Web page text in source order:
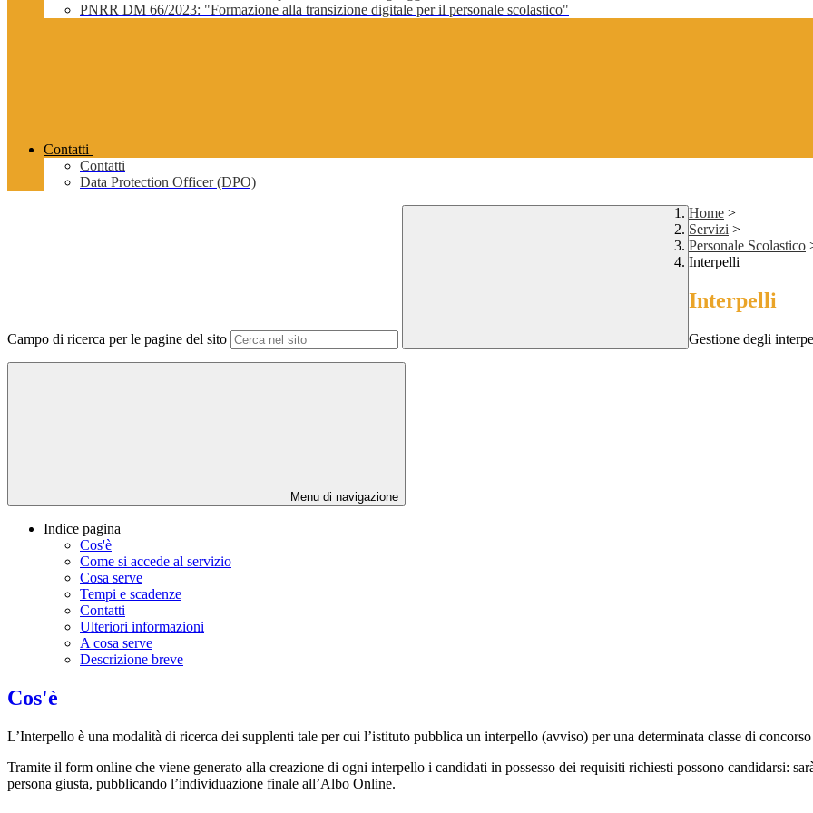
PNRR DM 66/2023: "Formazione alla transizione digitale per il personale scolastico"
Contatti
Contatti
Data Protection Officer (DPO)
Campo di ricerca per le pagine del sito
Home >
Servizi >
Personale Scolastico
Interpelli
Interpelli
Gestione degli
Menu di navigazione
Indice pagina
Cos'è
Come si accede al servizio
Cosa serve
Tempi e scadenze
Contatti
Ulteriori informazioni
A cosa serve
Descrizione breve
Cos'è
L’Interpello è una modalità di ricerca dei supplenti tale per cui l’istituto pubblica un interpello (avviso) per una determinata classe di
Tramite il form online che viene generato alla creazione di ogni interpello i candidati in possesso dei requisiti richiesti possono candidarsi:
persona giusta, pubblicando l’individuazione finale all’Albo Online.